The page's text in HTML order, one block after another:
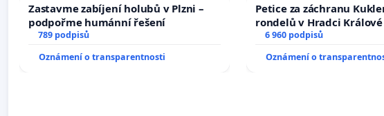
Zastavme zabíjení holubů v Plzni –
podpořme humánní řešení
789 podpisů
Oznámení o transparentnosti
Petice za záchranu
rondelů v Hradci Králové
6 960 podpisů
Oznámení o